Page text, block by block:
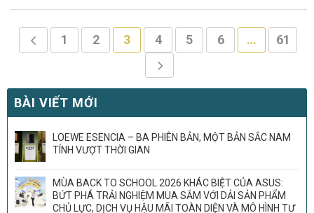
điểm Nhà nước phải bảo đảm với
quyền sử dụng […]
1 2 3 4 5 6 … 61
BÀI VIẾT MỚI
LOEWE ESENCIA – BA PHIÊN BẢN, MỘT BẢN SẮC NAM
TÍNH VƯỢT THỜI GIAN
MÙA BACK TO SCHOOL 2026 KHÁC BIỆT CỦA ASUS:
BỨT PHÁ TRẢI NGHIỆM MUA SẮM VỚI DẢI SẢN PHẨM
CHỦ LỰC, DỊCH VỤ HẬU MÃI TOÀN DIỆN VÀ MÔ HÌNH TƯ